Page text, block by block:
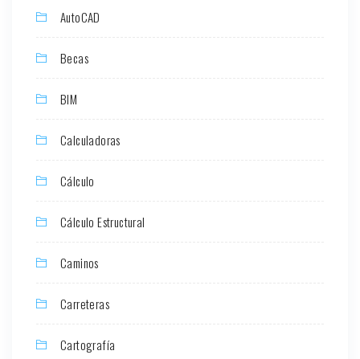
AutoCAD
Becas
BIM
Calculadoras
Cálculo
Cálculo Estructural
Caminos
Carreteras
Cartografía